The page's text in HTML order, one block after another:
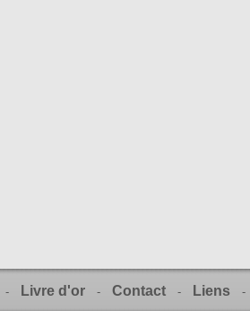
- Livre d'or - Contact - Liens -